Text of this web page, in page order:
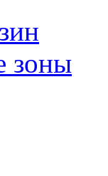
зоны